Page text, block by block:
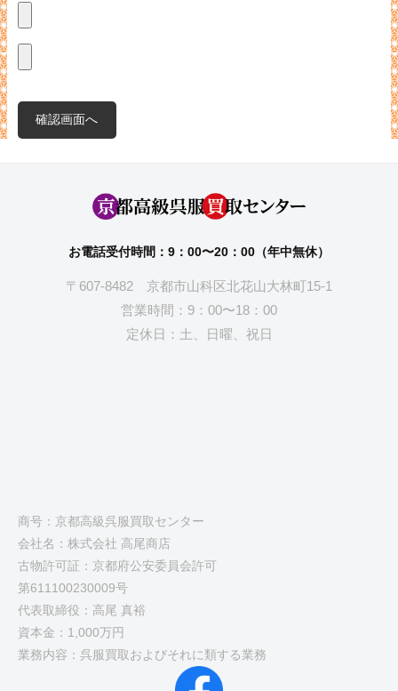
お電話受付時間：9：00〜20：00（年中無休）
〒607-8482 京都市山科区北花山大林町15-1
営業時間：9：00〜18：00
定休日：土、日曜、祝日
商号：京都高級呉服買取センター
会社名：株式会社 高尾商店
古物許可証：京都府公安委員会許可
第611100230009号
代表取締役：高尾 真裕
資本金：1,000万円
業務内容：呉服買取およびそれに類する業務